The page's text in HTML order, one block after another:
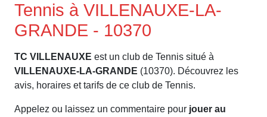
Tennis à VILLENAUXE-LA-
GRANDE - 10370
TC VILLENAUXE est un club de Tennis situé à
VILLENAUXE-LA-GRANDE (10370). Découvrez les
avis, horaires et tarifs de ce club de Tennis.
Appelez ou laissez un commentaire pour jouer au